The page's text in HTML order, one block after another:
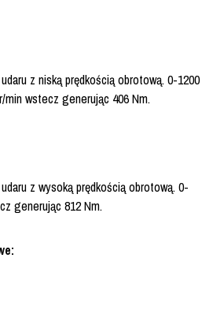
z niską prędkością obrotową. 0-1200
min wstecz generując 406 Nm.
z wysoką prędkością obrotową. 0-
generując 812 Nm.